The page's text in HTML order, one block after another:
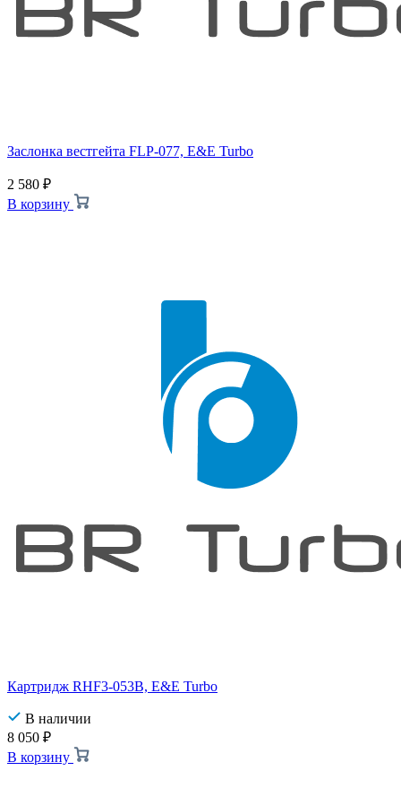
Заслонка вестгейта FLP-077, E&E Turbo
2 580 ₽
В корзину
Картридж RHF3-053B, E&E Turbo
В наличии
8 050 ₽
В корзину